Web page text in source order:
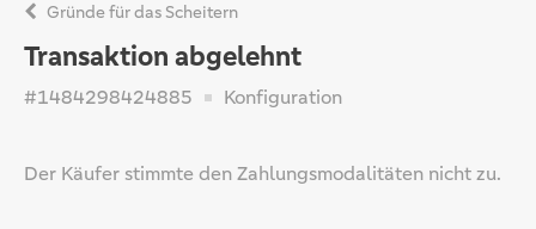
Gründe für das Scheitern
Transaktion abgelehnt
#1484298424885 Konfiguration
Der Käufer stimmte den Zahlungsmodalitäten nicht zu.